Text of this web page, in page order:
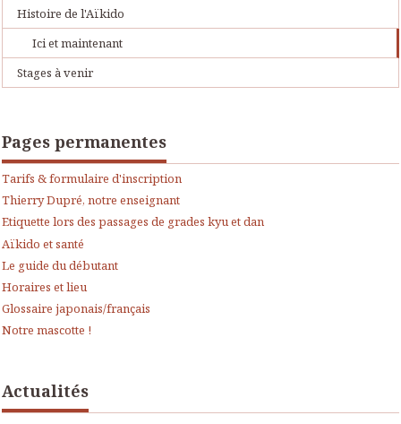
Histoire de l'Aïkido
Ici et maintenant
Stages à venir
Pages permanentes
Tarifs & formulaire d'inscription
Thierry Dupré, notre enseignant
Etiquette lors des passages de grades kyu et dan
Aïkido et santé
Le guide du débutant
Horaires et lieu
Glossaire japonais/français
Notre mascotte !
Actualités